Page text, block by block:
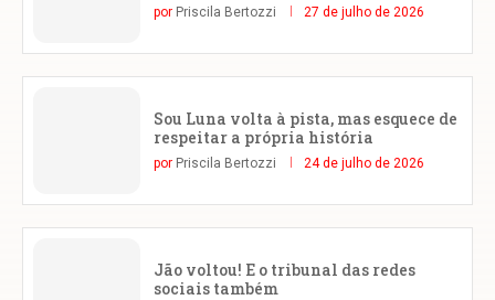
por Priscila Bertozzi 27 de julho de 2026
Sou Luna volta à pista, mas esquece de
respeitar a própria história
por Priscila Bertozzi 24 de julho de 2026
Jão voltou! E o tribunal das redes
sociais também